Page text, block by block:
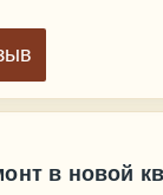
в новой